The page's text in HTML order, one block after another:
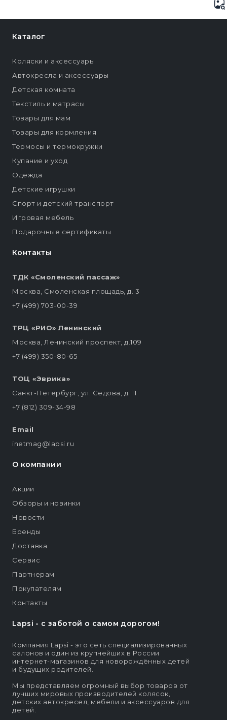
Lapsi - c заботой о самом дорогом!
Компания Lapsi - это сеть специализированных
салонов и один из крупнейших в России
интернет-магазинов для новорождённых детей
и будущих родителей.
Мы представляем огромный выбор товаров от
лучших мировых производителей колясок,
детских автокресел, мебели и аксессуаров для
детей.
Контакты
ТДК «Смоленский пассаж»
Москва, Смоленская площадь, д. 3
+7 (499) 703-00-39
ТРЦ «РИО» Ленинский
Москва, Ленинский проспект, д.109
+7 (499) 350-80-65
ТОЦ «Эврика»
Санкт-Петербург, ул. Седова, д. 11
+7 (812) 309-34-98
Email
inetmag@lapsi.ru
Каталог
Коляски и аксессуары
Автокресла и аксессуары
Детская комната
Текстиль и матрасы
Товары для мам
Товары для кормления
Термосы и термокружки
Купание и уход
Одежда
Детские игрушки
Спорт и детский транспорт
Игровая мебель
Подарочные сертификаты
О компании
Акции
Обзоры и новинки
Новости
Бренды
Доставка
Сервис
Партнерам
Покупателям
Контакты